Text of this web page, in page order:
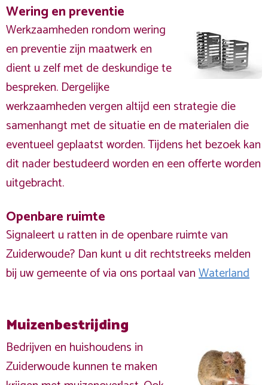
Wering en preventie
Werkzaamheden rondom wering
en preventie zijn maatwerk en
dient u zelf met de deskundige te
bespreken. Dergelijke
werkzaamheden vergen altijd een strategie die
samenhangt met de situatie en de materialen die
eventueel geplaatst worden. Tijdens het bezoek kan
dit nader bestudeerd worden en een offerte worden
uitgebracht.
Openbare ruimte
Signaleert u ratten in de openbare ruimte van
Zuiderwoude? Dan kunt u dit rechtstreeks melden
bij uw gemeente of via ons portaal vanWaterland
Muizenbestrijding
Bedrijven en huishoudens in
Zuiderwoude kunnen te maken